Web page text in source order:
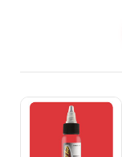
Количество